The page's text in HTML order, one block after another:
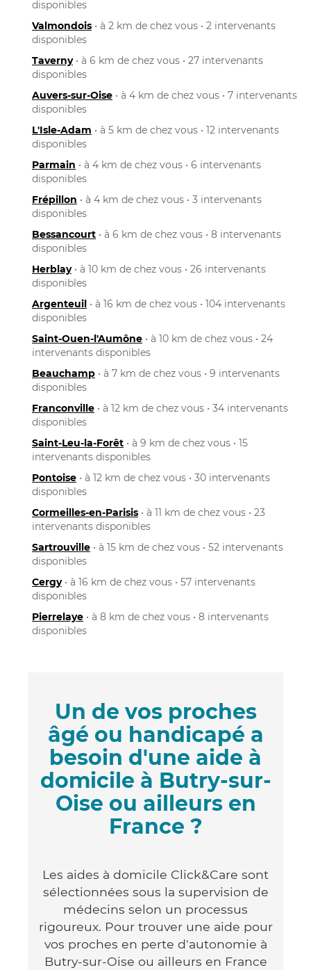
disponibles
Valmondois • à 2 km de chez vous • 2 intervenants
disponibles
Taverny• à 6 km de chez vous • 27 intervenants
disponibles
Auvers-sur-Oise • à 4 km de chez vous • 7 intervenants
disponibles
L'Isle-Adam • à 5 km de chez vous • 12 intervenants
disponibles
Parmain • à 4 km de chez vous • 6 intervenants
disponibles
Frépillon • à 4 km de chez vous • 3 intervenants
disponibles
Bessancourt • à 6 km de chez vous • 8 intervenants
disponibles
Herblay• à 10 km de chez vous • 26 intervenants
disponibles
Argenteuil • à 16 km de chez vous • 104 intervenants
disponibles
Saint-Ouen-l'Aumône • à 10 km de chez vous • 24
intervenants disponibles
Beauchamp • à 7 km de chez vous • 9 intervenants
disponibles
Franconville • à 12 km de chez vous • 34 intervenants
disponibles
Saint-Leu-la-Forêt • à 9 km de chez vous • 15
intervenants disponibles
Pontoise • à 12 km de chez vous • 30 intervenants
disponibles
Cormeilles-en-Parisis • à 11 km de chez vous • 23
intervenants disponibles
Sartrouville • à 15 km de chez vous • 52 intervenants
disponibles
Cergy• à 16 km de chez vous • 57 intervenants
disponibles
Pierrelaye • à 8 km de chez vous • 8 intervenants
disponibles
Un de vos proches
âgé ou handicapé a
besoin d'une aide à
domicile à Butry-sur-
Oise ou ailleurs en
France ?
Les aides à domicile Click&Care sont
sélectionnées sous la supervision de
médecins selon un processus
rigoureux. Pour trouver une aide pour
vos proches en perte d'autonomie à
Butry-sur-Oise ou ailleurs en France